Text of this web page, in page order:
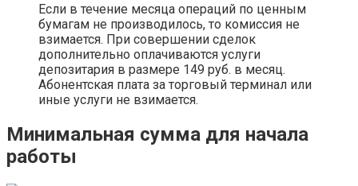
Если в течение месяца операций по ценным
бумагам не производилось, то комиссия не
взимается. При совершении сделок
дополнительно оплачиваются услуги
депозитария в размере 149 руб. в месяц.
Абонентская плата за торговый терминал или
иные услуги не взимается.
Минимальная сумма для начала
работы